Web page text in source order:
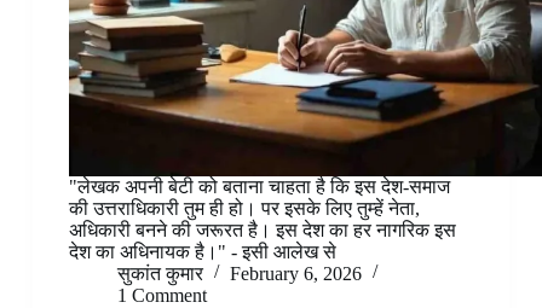
"लेखक अपनी बेटी को बताना चाहता है कि इस देश-समाज
की उत्तराधिकारी तुम ही हो। पर इसके लिए तुम्हें नेता,
अधिकारी बनने की जरूरत है। इस देश का हर नागरिक इस
देश का अधिनायक है।" - इसी आलेख से
सुकांत कुमार
February 6, 2026
1 Comment
r
d
g
e
g
r
a
m
a
r